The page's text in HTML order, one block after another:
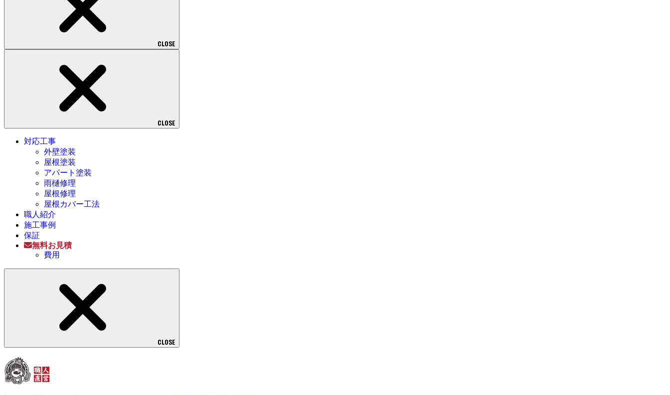
CLOSE
CLOSE
対応工事
外壁塗装
屋根塗装
アパート塗装
雨樋修理
屋根修理
屋根カバー工法
職人紹介
施工事例
保証
無料お見積
費用
CLOSE